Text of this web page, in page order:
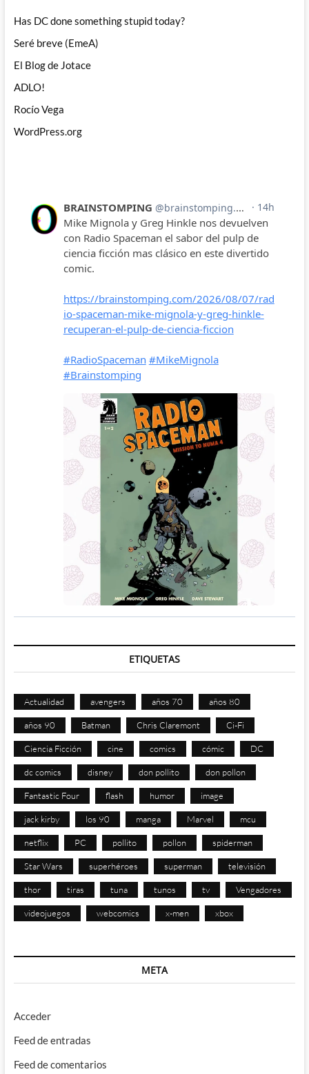
Has DC done something stupid today?
Seré breve (EmeA)
El Blog de Jotace
ADLO!
Rocío Vega
WordPress.org
ETIQUETAS
Actualidad avengers años 70 años 80
años 90 Batman Chris Claremont Ci-Fi
Ciencia Ficción cine comics cómic DC
dc comics disney don pollito don pollon
Fantastic Four flash humor image
jack kirby los 90 manga Marvel mcu
netflix PC pollito pollon spiderman
Star Wars superhéroes superman televisión
thor tiras tuna tunos tv Vengadores
videojuegos webcomics x-men xbox
META
Acceder
Feed de entradas
Feed de comentarios